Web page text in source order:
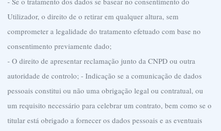
Utilizador, o direito de o retirar em qualquer altura, sem
comprometer a legalidade do tratamento efetuado com base no
consentimento previamente dado;
- O direito de apresentar reclamação junto da CNPD ou outra
autoridade de controlo; - Indicação se a comunicação de dados
pessoais constitui ou não uma obrigação legal ou contratual, ou
um requisito necessário para celebrar um contrato, bem como se o
titular está obrigado a fornecer os dados pessoais e as eventuais